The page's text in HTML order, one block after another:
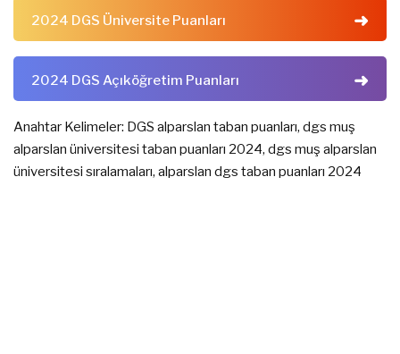
2024 DGS Üniversite Puanları
2024 DGS Açıköğretim Puanları
Anahtar Kelimeler: DGS alparslan taban puanları, dgs muş
alparslan üniversitesi taban puanları 2024, dgs muş alparslan
üniversitesi sıralamaları, alparslan dgs taban puanları 2024